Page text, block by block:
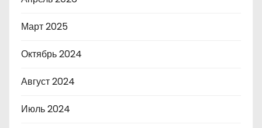
Март 2025
Октябрь 2024
Август 2024
Июль 2024